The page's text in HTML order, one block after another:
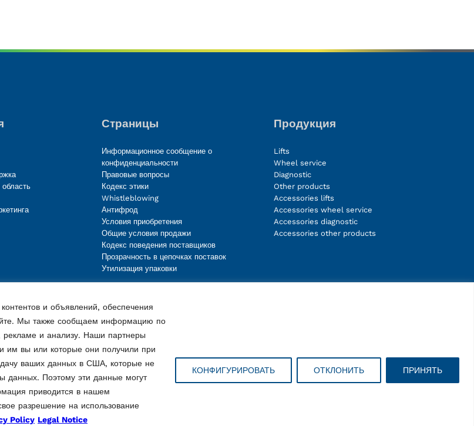
и объявлений, обеспечения
Мы также сообщаем информацию по
и анализу. Наши партнеры
им вы или которые они получили при
ваших данных в США, которые не
данных. Поэтому эти данные могут
приводится в нашем
разрешение на использование
Policy Legal Notice
КОНФИГУРИРОВАТЬ ОТКЛОНИТЬ ПРИНЯТЬ
Страницы
Информационное сообщение о
конфиденциальности
Правовые вопросы
Кодекс этики
Whistleblowing
Антифрод
Условия приобретения
Общие условия продажи
Кодекс поведения поставщиков
Прозрачность в цепочках поставок
Утилизация упаковки
Продукция
Lifts
Wheel service
Diagnostic
Other products
Accessories lifts
Accessories wheel service
Accessories diagnostic
Accessories other products
Italy